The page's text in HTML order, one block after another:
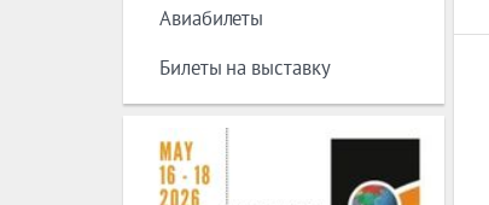
Авиабилеты
Билеты на выставку